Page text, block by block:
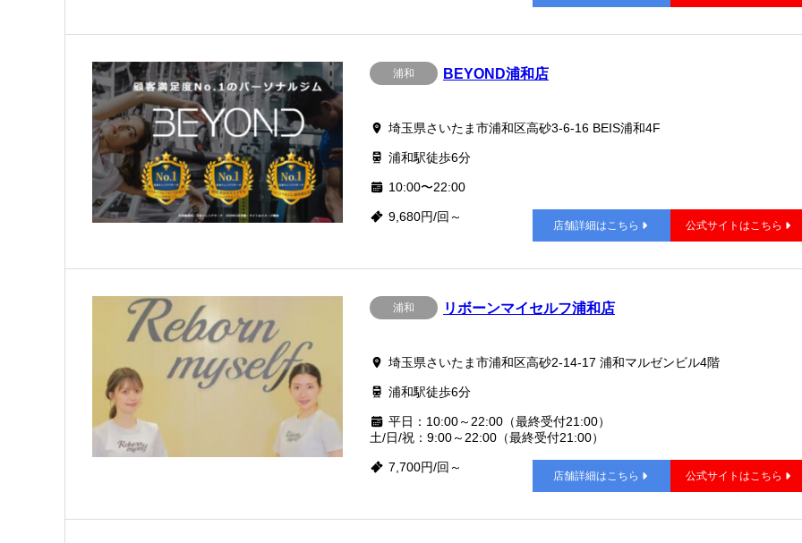
浦和 BEYOND浦和店
埼玉県さいたま市浦和区高砂3-6-16 BEIS浦和4F
浦和駅徒歩6分
10:00〜22:00
9,680円/回～
店舗詳細はこちら 公式サイトはこちら
浦和 リボーンマイセルフ浦和店
埼玉県さいたま市浦和区高砂2-14-17 浦和マルゼンビル4階
浦和駅徒歩6分
平日：10:00～22:00（最終受付21:00）
土/日/祝：9:00～22:00（最終受付21:00）
7,700円/回～
店舗詳細はこちら 公式サイトはこちら